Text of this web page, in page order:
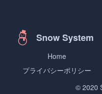
Snow System
Home
プライバシーポリシー
© 2020